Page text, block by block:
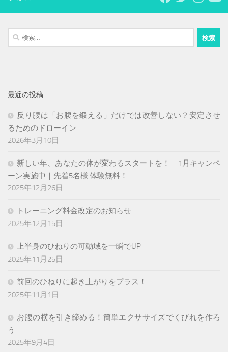
検
索:
最近の投稿
反り腰は「お腹を鍛える」だけでは改善しない？安定させ
るためのドローイン
2026年3月10日
新しい年、あなたの体が変わるスタートを！ 1月キャンペ
ーン実施中｜先着5名様 体験無料！
2025年12月26日
トレーニング料金改定のお知らせ
2025年12月15日
上半身のひねりの可動域を一瞬でUP
2025年11月25日
前回のひねりに起き上がりをプラス！
2025年11月1日
お腹の横を引き締める！簡単エクササイズでくびれを作ろ
う
2025年9月4日